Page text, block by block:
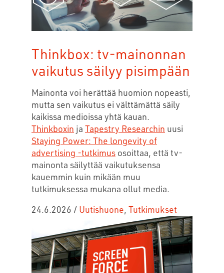
Thinkbox: tv-mainonnan
vaikutus säilyy pisimpään
Mainonta voi herättää huomion nopeasti,
mutta sen vaikutus ei välttämättä säily
kaikissa medioissa yhtä kauan.
Thinkboxin ja Tapestry Researchin uusi
Staying Power: The longevity of
advertising -tutkimus osoittaa, että tv-
mainonta säilyttää vaikutuksensa
kauemmin kuin mikään muu
tutkimuksessa mukana ollut media.
24.6.2026 / Uutishuone Tutkimukset